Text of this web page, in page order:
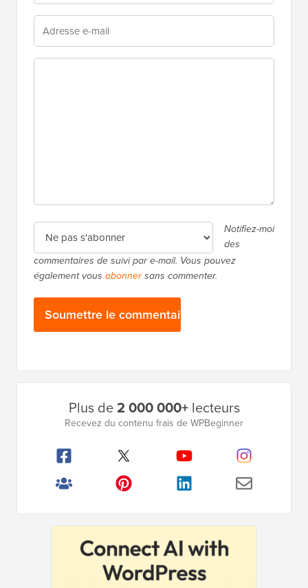
Notifiez-moi
des
commentaires de suivi par e-mail. Vous pouvez
également vous abonnersans commenter.
Plus de2 000 000+lecteurs
Recevez du contenu frais de WPBeginner